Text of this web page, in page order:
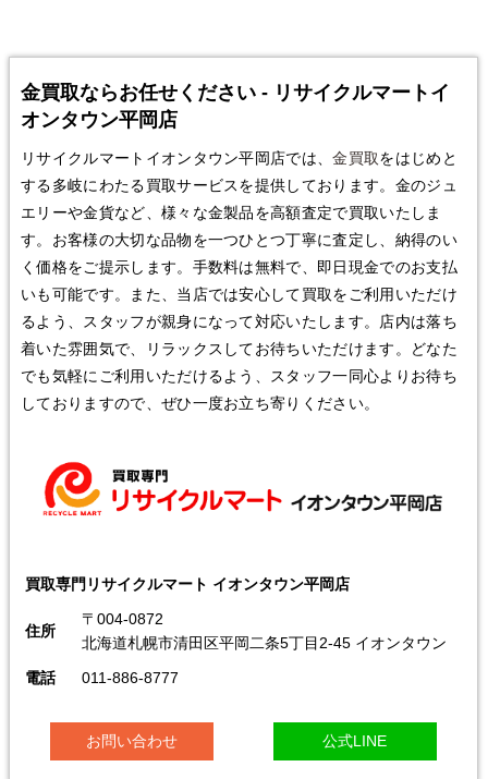
金買取ならお任せください - リサイクルマートイ
オンタウン平岡店
リサイクルマートイオンタウン平岡店では、金買取をはじめと
する多岐にわたる買取サービスを提供しております。金のジュ
エリーや金貨など、様々な金製品を高額査定で買取いたしま
す。お客様の大切な品物を一つひとつ丁寧に査定し、納得のい
く価格をご提示します。手数料は無料で、即日現金でのお支払
いも可能です。また、当店では安心して買取をご利用いただけ
るよう、スタッフが親身になって対応いたします。店内は落ち
着いた雰囲気で、リラックスしてお待ちいただけます。どなた
でも気軽にご利用いただけるよう、スタッフ一同心よりお待ち
しておりますので、ぜひ一度お立ち寄りください。
買取専門リサイクルマート イオンタウン平岡店
住所
〒004-0872
北海道札幌市清田区平岡二条5丁目2-45 イオンタウン
電話
011-886-8777
お問い合わせ 公式LINE